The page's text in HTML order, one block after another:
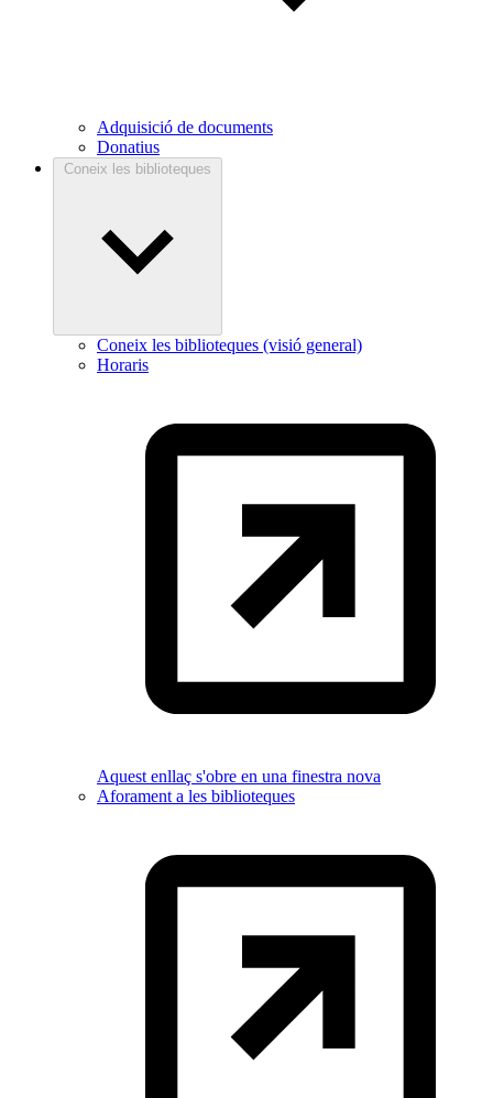
Adquisició de documents
Donatius
Coneix les biblioteques
Coneix les biblioteques (visió general)
Horaris
Aquest enllaç s'obre en una finestra nova
Aforament a les biblioteques